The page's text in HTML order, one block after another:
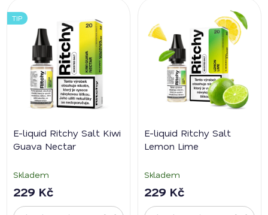
TIP
E-liquid Ritchy Salt Kiwi
Guava Nectar
Skladem
229 Kč
E-liquid Ritchy Salt
Lemon Lime
Skladem
229 Kč